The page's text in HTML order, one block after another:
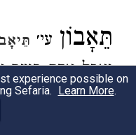
תֵּאָבוֹן עי׳
יאכל אדם בשר
לתיאבון).
experience possible on
Sefaria. Learn More.